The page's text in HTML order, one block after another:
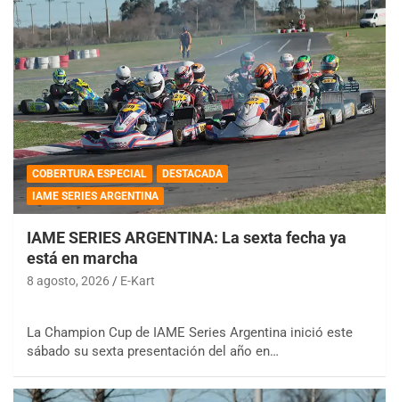
COBERTURA ESPECIAL
DESTACADA
IAME SERIES ARGENTINA
IAME SERIES ARGENTINA: La sexta fecha ya
está en marcha
8 agosto, 2026 E-Kart
La Champion Cup de IAME Series Argentina inició este
sábado su sexta presentación del año en…